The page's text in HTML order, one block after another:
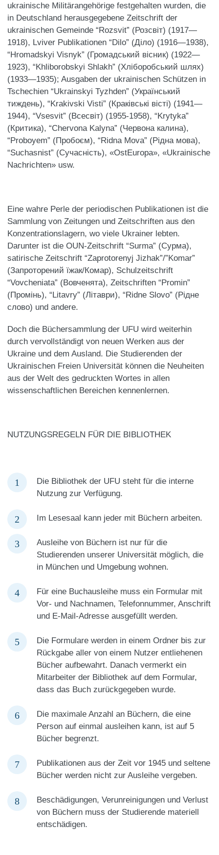
ukrainische Militärangehörige festgehalten wurden, die
in Deutschland herausgegebene Zeitschrift der
ukrainischen Gemeinde “Rozsvit” (Розсвіт) (1917—
1918), Lviver Publikationen “Dilo” (Діло) (1916—1938),
“Hromadskyi Visnyk” (Громадський вісник) (1922—
1923), “Khliborobskyi Shlakh” (Хліборобський шлях)
(1933—1935); Ausgaben der ukrainischen Schützen in
Tschechien “Ukrainskyi Tyzhden” (Український
тиждень), “Krakivski Visti” (Краківські вісті) (1941—
1944), “Vsesvit” (Всесвіт) (1955-1958), “Krytyka”
(Критика), “Chervona Kalyna” (Червона калина),
“Proboyem” (Пробоєм), “Ridna Mova” (Рідна мова),
“Suchasnist” (Сучасність), «OstEuropa», «Ukrainische
Nachrichten» usw.
Eine wahre Perle der periodischen Publikationen ist die
Sammlung von Zeitungen und Zeitschriften aus den
Konzentrationslagern, wo viele Ukrainer lebten.
Darunter ist die OUN-Zeitschrift “Surma” (Сурма),
satirische Zeitschrift “Zaprotorenyj Jizhak”/”Komar”
(Запроторений їжак/Комар), Schulzeitschrift
“Vovcheniata” (Вовченята), Zeitschriften “Promin”
(Промінь), “Litavry” (Літаври), “Ridne Slovo” (Рідне
слово) und andere.
Doch die Büchersammlung der UFU wird weiterhin
durch vervollständigt von neuen Werken aus der
Ukraine und dem Ausland. Die Studierenden der
Ukrainischen Freien Universität können die Neuheiten
aus der Welt des gedruckten Wortes in allen
wissenschaftlichen Bereichen kennenlernen.
NUTZUNGSREGELN FÜR DIE BIBLIOTHEK
Die Bibliothek der UFU steht für die interne
Nutzung zur Verfügung.
Im Lesesaal kann jeder mit Büchern arbeiten.
Ausleihe von Büchern ist nur für die
Studierenden unserer Universität möglich, die
in München und Umgebung wohnen.
Für eine Buchausleihe muss ein Formular mit
Vor- und Nachnamen, Telefonnummer, Anschrift
und E-Mail-Adresse ausgefüllt werden.
Die Formulare werden in einem Ordner bis zur
Rückgabe aller von einem Nutzer entliehenen
Bücher aufbewahrt. Danach vermerkt ein
Mitarbeiter der Bibliothek auf dem Formular,
dass das Buch zurückgegeben wurde.
Die maximale Anzahl an Büchern, die eine
Person auf einmal ausleihen kann, ist auf 5
Bücher begrenzt.
Publikationen aus der Zeit vor 1945 und seltene
Bücher werden nicht zur Ausleihe vergeben.
Beschädigungen, Verunreinigungen und Verlust
von Büchern muss der Studierende materiell
entschädigen.